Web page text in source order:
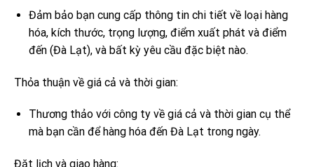
Đảm bảo bạn cung cấp thông tin chi tiết về loại hàng
hóa, kích thước, trọng lượng, điểm xuất phát và điểm
đến (Đà Lạt), và bất kỳ yêu cầu đặc biệt nào.
Thỏa thuận về giá cả và thời gian:
Thương thảo với công ty về giá cả và thời gian cụ thể
mà bạn cần để hàng hóa đến Đà Lạt trong ngày.
Đặt lịch và giao hàng: